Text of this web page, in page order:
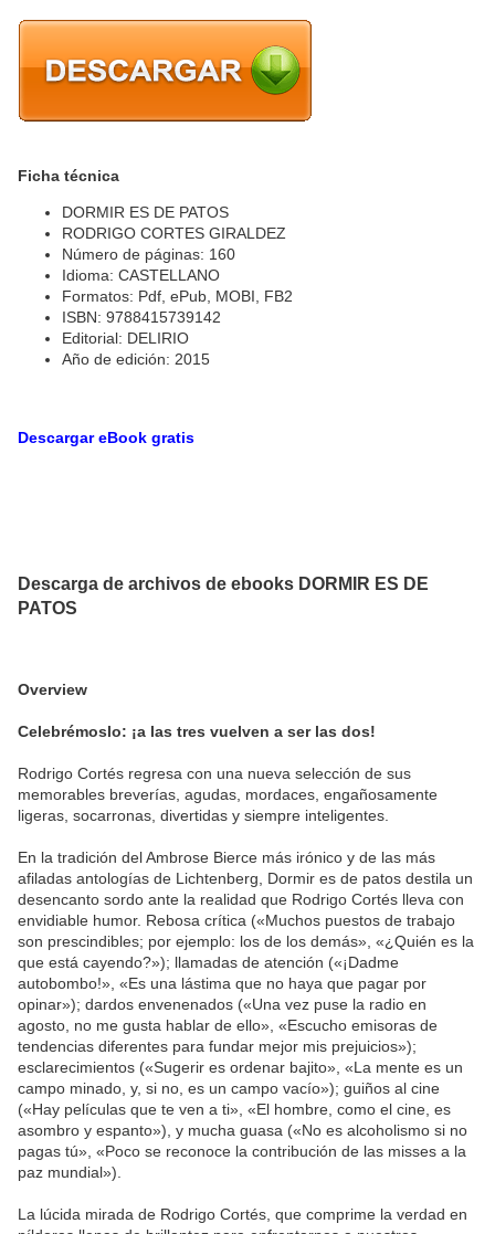
Ficha técnica
DORMIR ES DE PATOS
RODRIGO CORTES GIRALDEZ
Número de páginas: 160
Idioma: CASTELLANO
Formatos: Pdf, ePub, MOBI, FB2
ISBN: 9788415739142
Editorial: DELIRIO
Año de edición: 2015
Descargar eBook gratis
Descarga de archivos de ebooks DORMIR ES DE
PATOS
Overview
Celebrémoslo: ¡a las tres vuelven a ser las dos!
Rodrigo Cortés regresa con una nueva selección de sus
memorables breverías, agudas, mordaces, engañosamente
ligeras, socarronas, divertidas y siempre inteligentes.
En la tradición del Ambrose Bierce más irónico y de las más
afiladas antologías de Lichtenberg, Dormir es de patos destila un
desencanto sordo ante la realidad que Rodrigo Cortés lleva con
envidiable humor. Rebosa crítica («Muchos puestos de trabajo
son prescindibles; por ejemplo: los de los demás», «¿Quién es la
que está cayendo?»); llamadas de atención («¡Dadme
autobombo!», «Es una lástima que no haya que pagar por
opinar»); dardos envenenados («Una vez puse la radio en
agosto, no me gusta hablar de ello», «Escucho emisoras de
tendencias diferentes para fundar mejor mis prejuicios»);
esclarecimientos («Sugerir es ordenar bajito», «La mente es un
campo minado, y, si no, es un campo vacío»); guiños al cine
(«Hay películas que te ven a ti», «El hombre, como el cine, es
asombro y espanto»), y mucha guasa («No es alcoholismo si no
pagas tú», «Poco se reconoce la contribución de las misses a la
paz mundial»).
La lúcida mirada de Rodrigo Cortés, que comprime la verdad en